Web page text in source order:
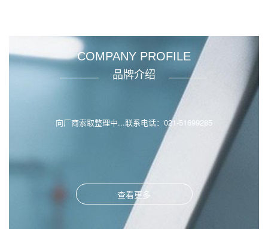
COMPANY PROFILE
品牌介绍
向厂商索取整理中...联系电话：021-51699285
查看更多